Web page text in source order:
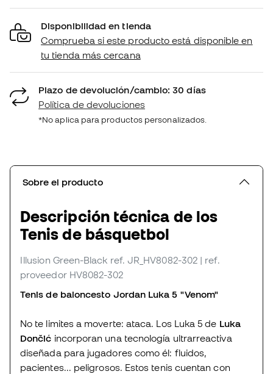
Disponibilidad en tienda
Comprueba si este producto está disponible en
tu tienda más cercana
Plazo de devolución/cambio: 30 días
Política de devoluciones
*No aplica para productos personalizados.
Sobre el producto
Descripción técnica de los
Tenis de básquetbol
Illusion Green-Black ref. JR_HV8082-302 | ref.
proveedor HV8082-302
Tenis de baloncesto Jordan Luka 5 "Venom"
No te limites a moverte: ataca. Los Luka 5 de Luka
Dončić incorporan una tecnología ultrarreactiva
diseñada para jugadores como él: fluidos,
pacientes... peligrosos. Estos tenis cuentan con